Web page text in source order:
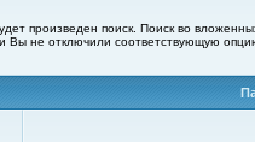
произведен поиск. Поиск во
Вы не отключили соответствующую